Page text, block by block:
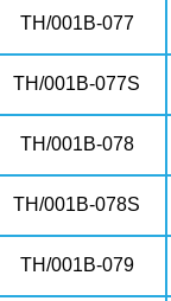
TH/001B-077
TH/001B-077S
TH/001B-078
TH/001B-078S
TH/001B-079